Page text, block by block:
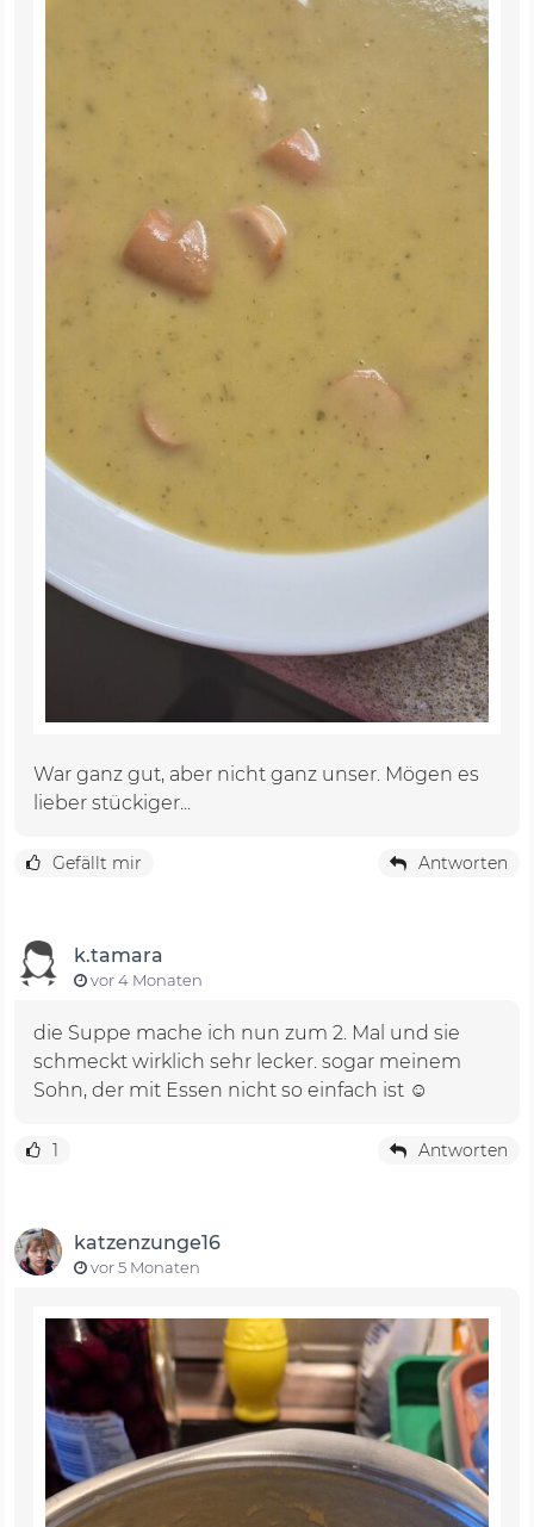
War ganz gut, aber nicht ganz unser. Mögen es
lieber stückiger...
Gefällt mir Antworten
k.tamara
vor 4 Monaten
die Suppe mache ich nun zum 2. Mal und sie
schmeckt wirklich sehr lecker. sogar meinem
Sohn, der mit Essen nicht so einfach ist ☺️
1 Antworten
katzenzunge16
vor 5 Monaten